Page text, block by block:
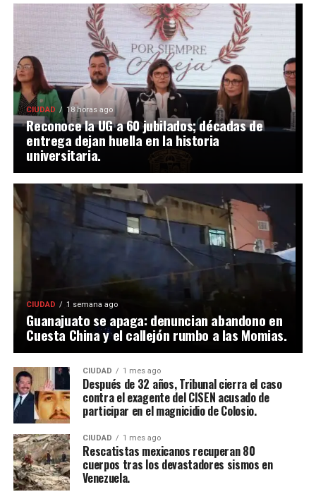
CIUDAD 18 horas ago
Reconoce la UG a 60 jubilados; décadas de
entrega dejan huella en la historia
universitaria.
CIUDAD 1 semana ago
Guanajuato se apaga: denuncian abandono en
Cuesta China y el callejón rumbo a las Momias.
CIUDAD 1 mes ago
Después de 32 años, Tribunal cierra el caso
contra el exagente del CISEN acusado de
participar en el magnicidio de Colosio.
CIUDAD 1 mes ago
Rescatistas mexicanos recuperan 80
cuerpos tras los devastadores sismos en
Venezuela.